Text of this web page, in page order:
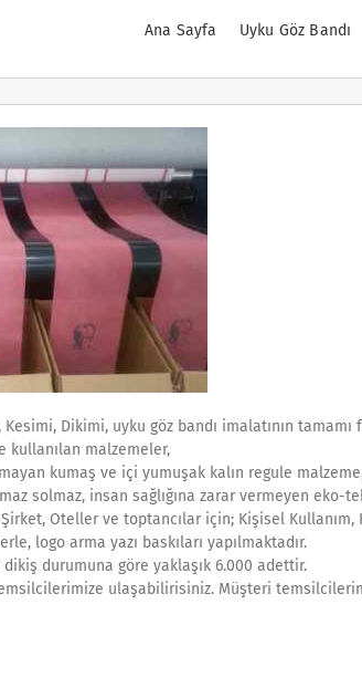
Ana Sayfa Uyku Göz Bandı
Kesimi, Dikimi, uyku göz bandı imalatının
kullanılan malzemeler,
kumaş ve içi yumuşak kalın regule
solmaz, insan sağlığına zarar vermeyen eko-
Şirket, Oteller ve toptancılar için; Kişisel
logo arma yazı baskıları yapılmaktadır.
durumuna göre yaklaşık 6.000 adettir.
ulaşabilirisiniz. Müşteri